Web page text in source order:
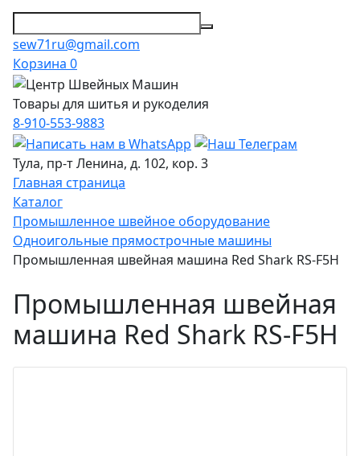
sew71ru@gmail.com
Корзина 0
Товары для шитья и рукоделия
8-910-553-9883
Тула, пр-т Ленина, д. 102, кор. 3
Главная страница
Каталог
Промышленное швейное оборудование
Одноигольные прямострочные машины
Промышленная швейная машина Red Shark RS-F5H
Промышленная швейная
машина Red Shark RS-F5H